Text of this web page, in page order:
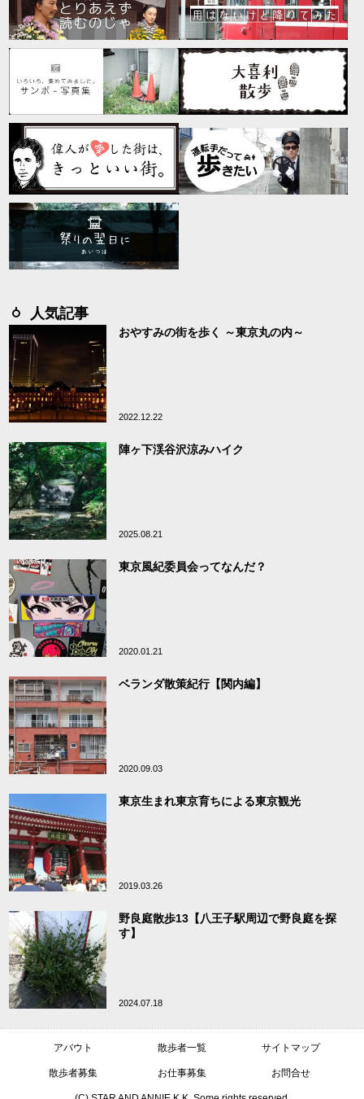
人気記事
おやすみの街を歩く ～東京丸の内～
2022.12.22
陣ヶ下渓谷沢涼みハイク
2025.08.21
東京風紀委員会ってなんだ？
2020.01.21
ベランダ散策紀行【関内編】
2020.09.03
東京生まれ東京育ちによる東京観光
2019.03.26
野良庭散歩13【八王子駅周辺で野良庭を探
す】
2024.07.18
アバウト 散歩者一覧 サイトマップ
散歩者募集 お仕事募集 お問合せ